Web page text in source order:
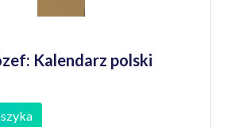
Kalendarz polski